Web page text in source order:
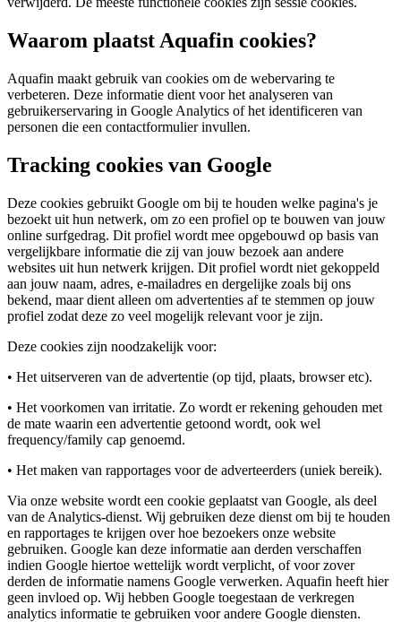
Waarom plaatst Aquafin cookies?
Aquafin maakt gebruik van cookies om de webervaring te
verbeteren. Deze informatie dient voor het analyseren van
gebruikerservaring in Google Analytics of het identificeren van
personen die een contactformulier invullen.
Tracking cookies van Google
Deze cookies gebruikt Google om bij te houden welke pagina's je
bezoekt uit hun netwerk, om zo een profiel op te bouwen van jouw
online surfgedrag. Dit profiel wordt mee opgebouwd op basis van
vergelijkbare informatie die zij van jouw bezoek aan andere
websites uit hun netwerk krijgen. Dit profiel wordt niet gekoppeld
aan jouw naam, adres, e-mailadres en dergelijke zoals bij ons
bekend, maar dient alleen om advertenties af te stemmen op jouw
profiel zodat deze zo veel mogelijk relevant voor je zijn.
Deze cookies zijn noodzakelijk voor:
• Het uitserveren van de advertentie (op tijd, plaats, browser etc).
• Het voorkomen van irritatie. Zo wordt er rekening gehouden met
de mate waarin een advertentie getoond wordt, ook wel
frequency/family cap genoemd.
• Het maken van rapportages voor de adverteerders (uniek bereik).
Via onze website wordt een cookie geplaatst van Google, als deel
van de Analytics-dienst. Wij gebruiken deze dienst om bij te houden
en rapportages te krijgen over hoe bezoekers onze website
gebruiken. Google kan deze informatie aan derden verschaffen
indien Google hiertoe wettelijk wordt verplicht, of voor zover
derden de informatie namens Google verwerken. Aquafin heeft hier
geen invloed op. Wij hebben Google toegestaan de verkregen
analytics informatie te gebruiken voor andere Google diensten.